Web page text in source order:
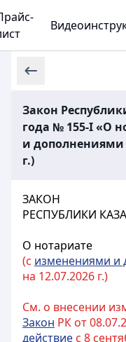
Закон
года № 155-I «О
и дополнениями
г.)
ЗАКОН
РЕСПУБЛИКИ
О нотариате
(с изменениями и
на 12.07.2026 г.)
См. о внесении
Закон РК от
действие с 8